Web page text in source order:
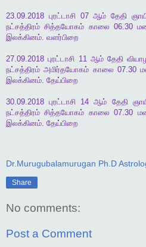
23.09.2018 புரட்டாசி07ஆம் தேதி
நட்சத்திரம் சித்தயோகம் காலை 06.30
இலக்கினம். வளர்பிறை
27.09.2018புரட்டாசி 11 ஆம் தேதி
நட்சத்திரம் அமிர்தயோகம் காலை 07.30
இலக்கினம். தேய்பிறை
30.09.2018புரட்டாசி 14ஆம் தேதி
நட்சத்திரம் சித்தயோகம் காலை 07.30
இலக்கினம். தேய்பிறை
Dr.Murugubalamurugan Ph.D
Share
No comments:
Post a Comment